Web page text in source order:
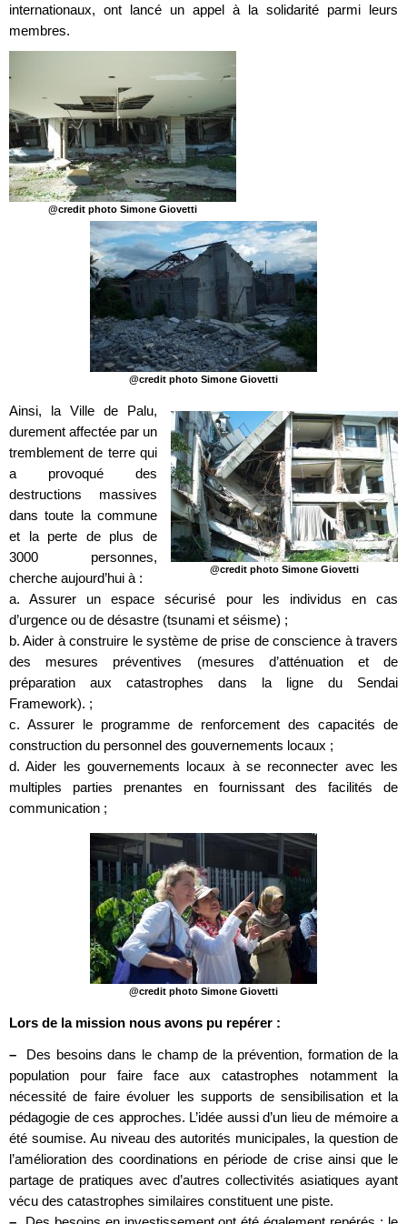
internationaux, ont lancé un appel à la solidarité parmi leurs
membres.
@credit photo Simone Giovetti
@credit photo Simone Giovetti
@credit photo Simone Giovetti
Ainsi, la Ville de Palu,
durement affectée par un
tremblement de terre qui
a provoqué des
destructions massives
dans toute la commune
et la perte de plus de
3000 personnes,
cherche aujourd’hui à :
a. Assurer un espace sécurisé pour les individus en cas
d’urgence ou de désastre (tsunami et séisme) ;
b. Aider à construire le système de prise de conscience à travers
des mesures préventives (mesures d’atténuation et de
préparation aux catastrophes dans la ligne du Sendai
Framework). ;
c. Assurer le programme de renforcement des capacités de
construction du personnel des gouvernements locaux ;
d. Aider les gouvernements locaux à se reconnecter avec les
multiples parties prenantes en fournissant des facilités de
communication ;
@credit photo Simone Giovetti
Lors de la mission nous avons pu repérer :
– Des besoins dans le champ de la prévention, formation de la
population pour faire face aux catastrophes notamment la
nécessité de faire évoluer les supports de sensibilisation et la
pédagogie de ces approches. L’idée aussi d’un lieu de mémoire a
été soumise. Au niveau des autorités municipales, la question de
l’amélioration des coordinations en période de crise ainsi que le
partage de pratiques avec d’autres collectivités asiatiques ayant
vécu des catastrophes similaires constituent une piste.